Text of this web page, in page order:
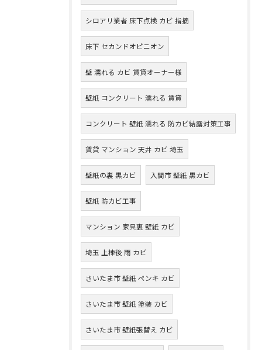
シロアリ業者 床下点検 カビ 指摘
床下 セカンドオピニオン
壁 濡れる カビ 賃貸オーナー様
壁紙 コンクリート 濡れる 賃貸
コンクリート 壁紙 濡れる 防カビ結露対策工事
賃貸 マンション 天井 カビ 埼玉
壁紙の裏 黒カビ 入間市 壁紙 黒カビ
壁紙 防カビ工事
マンション 家具裏 壁紙 カビ
埼玉 上棟後 雨 カビ
さいたま市 壁紙 ペンキ カビ
さいたま市 壁紙 塗装 カビ
さいたま市 壁紙張替え カビ